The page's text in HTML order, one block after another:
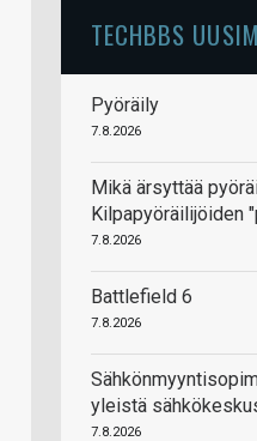
TECHBBS
Pyöräily
7.8.2026
Mikä ärsyttää
Kilpapyöräilijöiden
7.8.2026
Battlefield 6
7.8.2026
yleistä
7.8.2026